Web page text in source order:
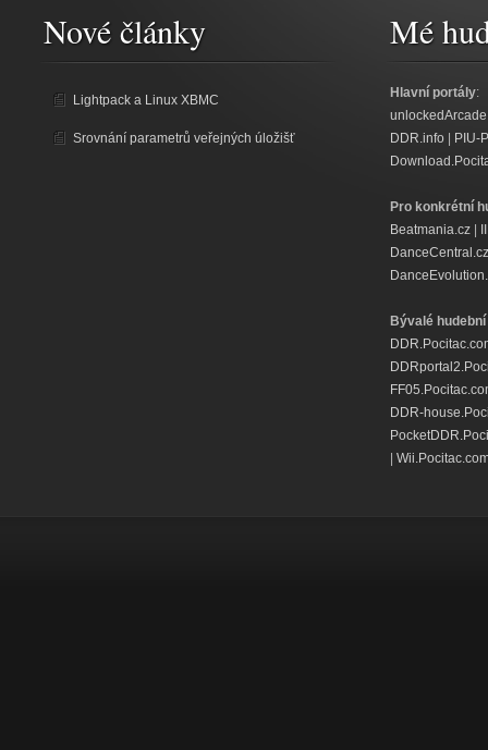
Nové články
Lightpack a Linux XBMC
Srovnání parametrů veřejných úložišť
Mé
Hlavní portály:
DDR.info
PIU-
Pro konkrétní
Beatmania.cz
DanceCentral.cz
Bývalé
DDR-